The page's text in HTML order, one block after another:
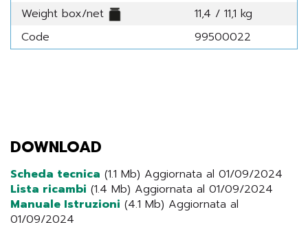
Weight box/net
11,4 / 11,1 kg
Code
99500022
DOWNLOAD
Scheda tecnica (1.1 Mb) Aggiornata al 01/09/2024
Lista ricambi (1.4 Mb) Aggiornata al 01/09/2024
Manuale Istruzioni (4.1 Mb) Aggiornata al
01/09/2024